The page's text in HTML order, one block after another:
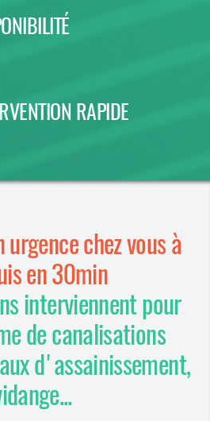
RAPIDE
urgence chez vous à
en 30min
interviennent pour
de canalisations
d'assainissement,